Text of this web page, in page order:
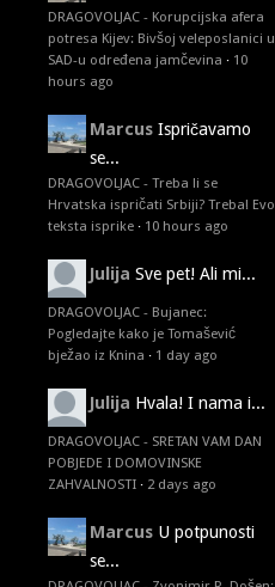
DRAGOVOLJAC - Korupcijska afera
potresa Kijev: Bivšoj veleposlanici u
SAD-u određena jamčevina · 10
hours ago
Marcus Ispričavamo
se...
DRAGOVOLJAC - Treba li se
Hrvatska ispričati Srbiji? Treba! Evo
teksta isprike · 10 hours ago
Julija Sve pet! Ali mi...
DRAGOVOLJAC - Bujanec:
Pogledajte kako je Tomašević
bježao iz Knina · 1 day ago
Julija Hvala! I nama i...
DRAGOVOLJAC - SRETAN VAM DAN
POBJEDE I DOMOVINSKE
ZAHVALNOSTI · 2 days ago
Marcus U potpunosti
se...